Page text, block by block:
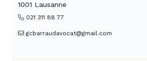
1001 Lausanne
021 311 88 77
gcbarraudavocat@gmail.com